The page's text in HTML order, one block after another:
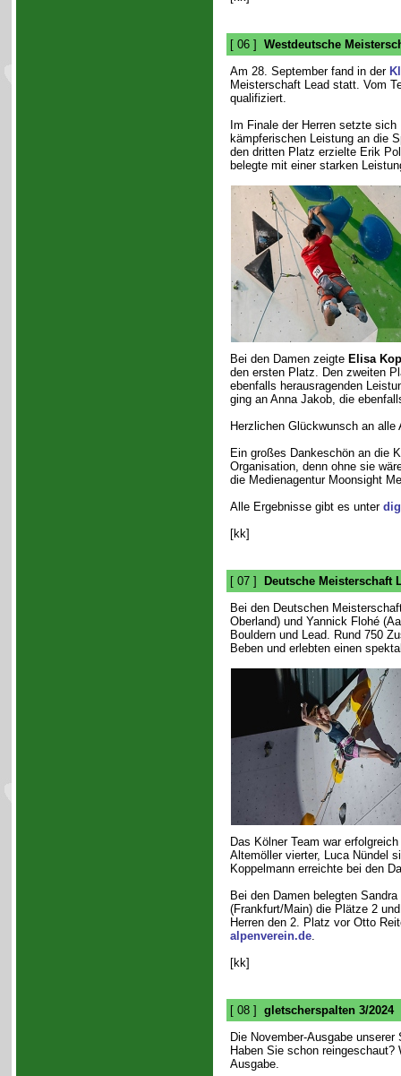
[ 06 ] Westdeutsche
Am 28. September fand in der
Meisterschaft Lead statt. Vom
qualifiziert.
Im Finale der Herren setzte
kämpferischen Leistung an die
den dritten Platz erzielte Erik
belegte mit einer starken
Bei den Damen zeigte Elisa
den ersten Platz. Den zweiten
ebenfalls herausragenden
ging an Anna Jakob, die
Herzlichen Glückwunsch an alle
Ein großes Dankeschön an die
Organisation, denn ohne sie
die Medienagentur Moonsight
Alle Ergebnisse gibt es unter
[kk]
[ 07 ]
Deutsche Meisterschaft
Bei den Deutschen
Oberland) und Yannick Flohé
Bouldern und Lead. Rund 750
Beben und erlebten einen
Das Kölner Team war
Altemöller vierter, Luca Nündel
Koppelmann erreichte bei den
Bei den Damen belegten
(Frankfurt/Main) die Plätze 2
Herren den 2. Platz vor Otto
alpenverein.de.
[kk]
[ 08 ] gletscherspalten 3/2024
Die November-Ausgabe
Haben Sie schon
Ausgabe.